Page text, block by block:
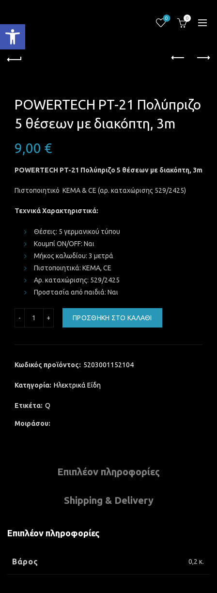
Ανοίξτε τη γραμμή εργαλείων
0 0
POWERTECH PT-21 Πολύπριζο
5 θέσεων με διακόπτη, 3m
9,00 €
POWERTECH PT-21 Πολύπριζο 5 θέσεων με διακόπτη, 3m
Πιστοποιητικό KEMA & CE (αρ. καταχώρισης 529/2425)
Τεχνικά Χαρακτηριστικά:
Θέσεις: 5 γερμανικού τύπου
Κουμπί ON/OFF: Ναι
Μήκος καλωδίου: 3 μετρά
Πιστοποιητικά: KEMA, CE
Αρ. καταχώρισης: 529/2425
Προστασία από παιδιά: Ναι
ΠΡΟΣΘΉΚΗ ΣΤΟ ΚΑΛΆΘΙ
Κωδικός προϊόντος: 5203001152104
Κατηγορία: Ηλεκτρικά Είδη
Ετικέτα: Q
Μοιράσου
Επιπλέον πληροφορίες
Shipping & Delivery
Επιπλέον πληροφορίες
Βάρος 0,2 κ.